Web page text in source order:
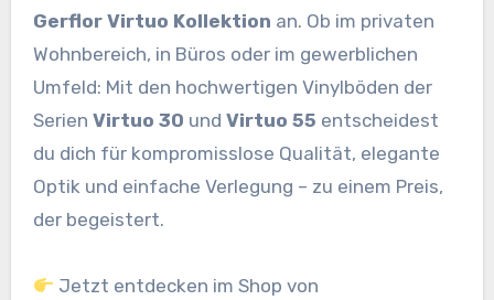
Gerflor Virtuo Kollektion an. Ob im privaten
Wohnbereich, in Büros oder im gewerblichen
Umfeld: Mit den hochwertigen Vinylböden der
Serien Virtuo 30 und Virtuo 55 entscheidest
du dich für kompromisslose Qualität, elegante
Optik und einfache Verlegung – zu einem Preis,
der begeistert.
Jetzt entdecken im Shop von